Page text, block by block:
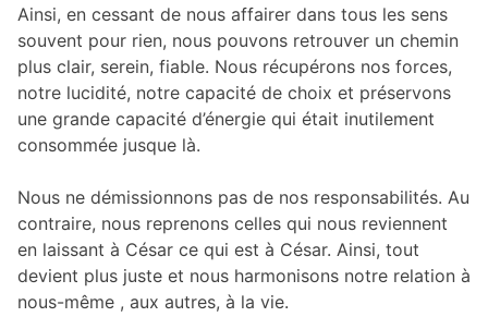
Ainsi, en cessant de nous affairer dans tous les sens
souvent pour rien, nous pouvons retrouver un chemin
plus clair, serein, fiable. Nous récupérons nos forces,
notre lucidité, notre capacité de choix et préservons
une grande capacité d’énergie qui était inutilement
consommée jusque là.
Nous ne démissionnons pas de nos responsabilités. Au
contraire, nous reprenons celles qui nous reviennent
en laissant à César ce qui est à César. Ainsi, tout
devient plus juste et nous harmonisons notre relation à
nous-même , aux autres, à la vie.